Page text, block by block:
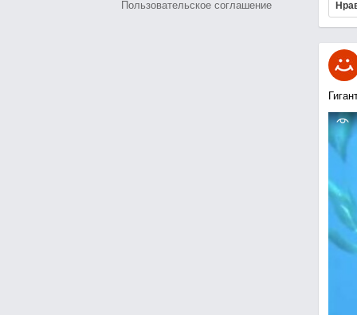
Пользовательское соглашение